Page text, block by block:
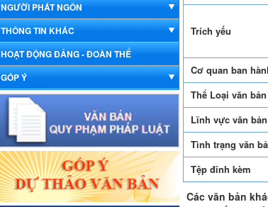
NGƯỜI PHÁT NGÔN
THÔNG TIN KHÁC
HOẠT ĐỘNG ĐẢNG - ĐOÀN THỂ
GÓP Ý
Trích yếu
Cơ quan ban
Thể Loại văn bản
Lĩnh vực văn bản
Tình trạng văn
Tệp đính kèm
Các văn bản